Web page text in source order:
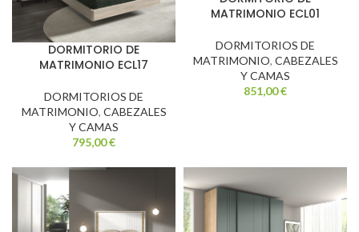
DORMITORIO DE
MATRIMONIO ECL17
DORMITORIOS DE
MATRIMONIO, CABEZALES
Y CAMAS
795,00€
MATRIMONIO ECL01
DORMITORIOS DE
MATRIMONIO, CABEZALES
Y CAMAS
851,00€